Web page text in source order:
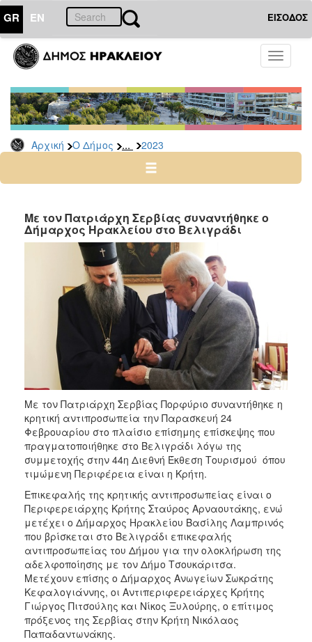
GR EN ΕΙΣΟΔΟΣ
Toggle
Αρχική Ο Δήμος ... 2023
ΔΗΜΟΣ
Δελτία
Τύπου
Αρχείο
2026
2024
2022
2019
2018
2017
2016
2015
2013
2012
2011
2010
2006
ΤΟΠΟΣ
ΠΟΛΙΤΙΣΜΟΣ
ΑΝΘΕΚΤΙΚΗ
Με τον Πατριάρχη Σερβίας συναντήθηκε ο
Δήμαρχος Ηρακλείου στο Βελιγράδι
Με τον Πατριάρχη Σερβίας Πορφύριο συναντήθηκε η
κρητική αντιπροσωπεία την Παρασκευή 24
Φεβρουαρίου στο πλαίσιο επίσημης επίσκεψης που
πραγματοποιήθηκε στο Βελιγράδι λόγω της
συμμετοχής στην 44η Διεθνή Έκθεση Τουρισμού όπου
τιμώμενη Περιφέρεια είναι η Κρήτη.
Επικεφαλής της κρητικής αντιπροσωπείας είναι ο
Περιφερειάρχης Κρήτης Σταύρος Αρναουτάκης, ενώ
μετέχει ο Δήμαρχος Ηρακλείου Βασίλης Λαμπρινός
που βρίσκεται στο Βελιγράδι επικεφαλής
αντιπροσωπείας του Δήμου για την ολοκλήρωση της
αδελφοποίησης με τον Δήμο Τσουκάριτσα.
Μετέχουν επίσης ο Δήμαρχος Ανωγείων Σωκράτης
Κεφαλογιάννης, οι Αντιπεριφερειάρχες Κρήτης
Γιώργος Πιτσούλης και Νίκος Ξυλούρης, ο επίτιμος
πρόξενος της Σερβίας στην Κρήτη Νικόλαος
Παπαδαντωνάκης.